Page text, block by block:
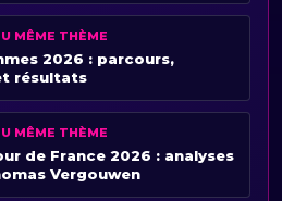
MÊME THÈME
2026 : parcours,
résultats
MÊME THÈME
de France 2026 : analyses
Vergouwen